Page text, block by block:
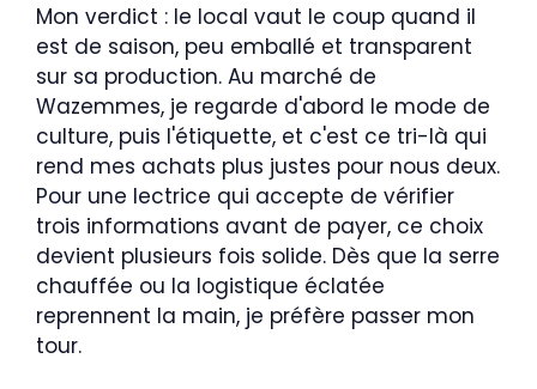
Mon verdict : le local vaut le coup quand il
est de saison, peu emballé et transparent
sur sa production. Au marché de
Wazemmes, je regarde d'abord le mode de
culture, puis l'étiquette, et c'est ce tri-là qui
rend mes achats plus justes pour nous deux.
Pour une lectrice qui accepte de vérifier
trois informations avant de payer, ce choix
devient plusieurs fois solide. Dès que la serre
chauffée ou la logistique éclatée
reprennent la main, je préfère passer mon
tour.